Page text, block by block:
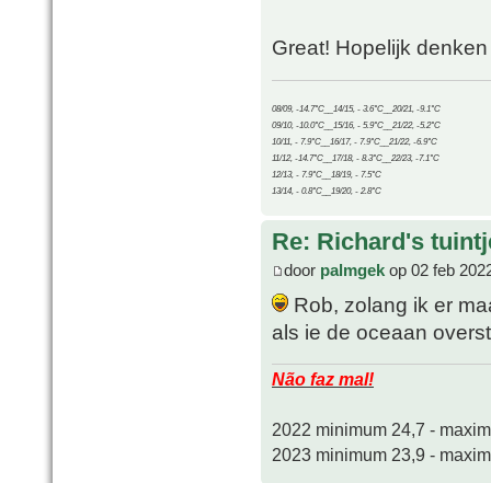
Great! Hopelijk
08/09, -14.7°C__14/15, - 3.6°C__20/21, -9.1°C
09/10, -10.0°C__15/16, - 5.9°C__21/22, -5.2°C
10/11, - 7.9°C__16/17, - 7.9°C__21/22, -6.9°C
11/12, -14.7°C__17/18, - 8.3°C__22/23, -7.1°C
12/13, - 7.9°C__18/19, - 7.5°C
13/14, - 0.8°C__19/20, - 2.8°C
Re: Richard's
door palmgek op 02 feb
Rob, zolang ik er
als ie de oceaan
Não faz mal!
2022 minimum 24,7 -
2023 minimum 23,9 -